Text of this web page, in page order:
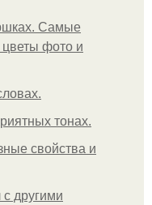
Самые
фото и
тонах.
свойства и
другими